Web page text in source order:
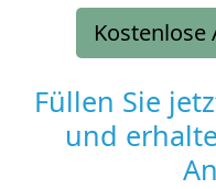
Kostenlose
Füllen Sie
und